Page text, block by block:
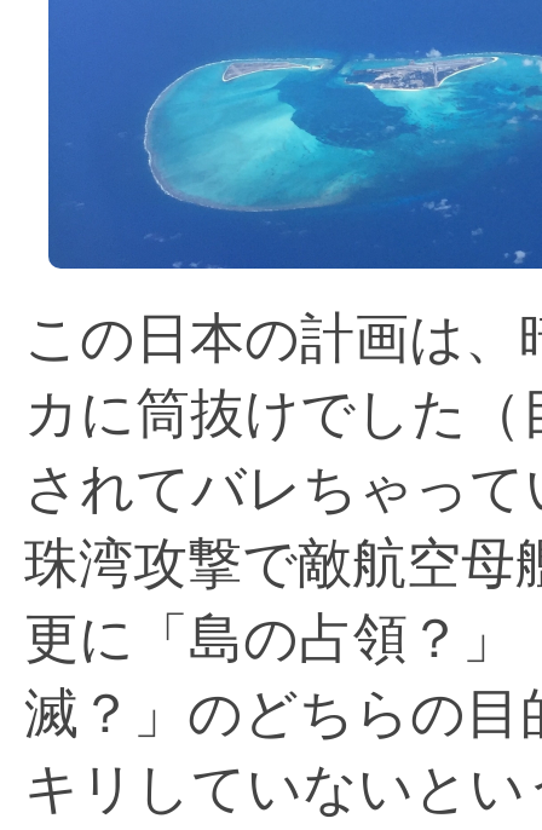
この日本の計画は
カに筒抜けでした
されてバレちゃっ
珠湾攻撃で敵航空母
更に「島の占領？
滅？」のどちらの
キリしていないと